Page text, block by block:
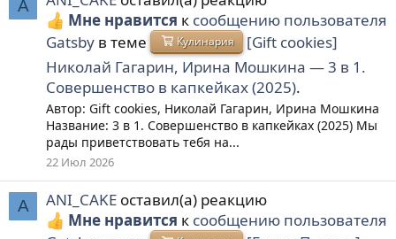
A
Мне нравится к сообщению пользователя
Gatsby в теме Кулинария
[Gift cookies]
Николай Гагарин, Ирина Мошкина ― 3 в 1.
Совершенство в капкейках (2025).
Автор: Gift cookies, Николай Гагарин, Ирина Мошкина
Название: 3 в 1. Совершенство в капкейках (2025) Мы
рады приветствовать тебя на...
22 Июл 2026
A ANI_CAKE оставил(а) реакцию
Мне нравится к сообщению пользователя